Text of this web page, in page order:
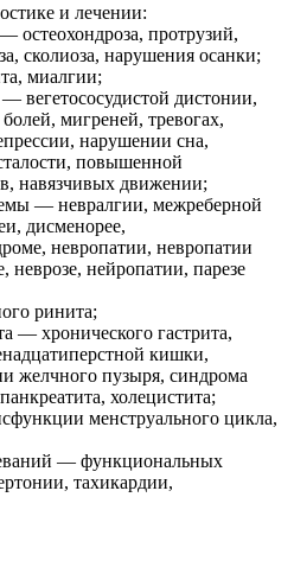
и лечении:
остеохондроза, протрузий,
сколиоза, нарушения осанки;
миалгии;
вегетососудистой дистонии,
мигреней, тревогах,
нарушении сна,
повышенной
навязчивых движении;
— невралгии, межреберной
дисменорее,
невропатии, невропатии
неврозе, нейропатии, парезе
ринита;
— хронического гастрита,
кишки,
желчного пузыря, синдрома
холецистита;
менструального цикла,
— функциональных
тахикардии,